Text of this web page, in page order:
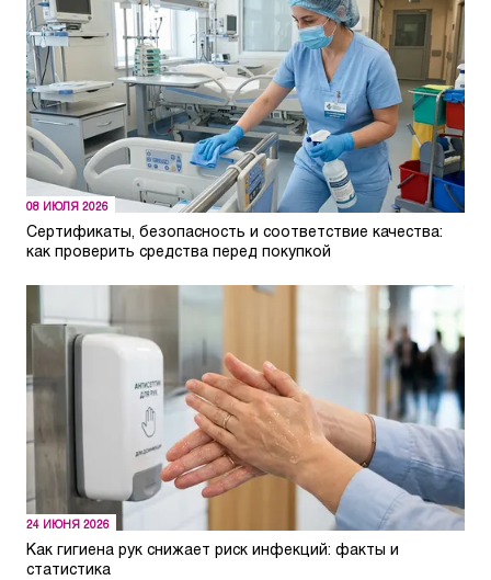
08 ИЮЛЯ 2026
Сертификаты, безопасность и соответствие качества:
как проверить средства перед покупкой
24 ИЮНЯ 2026
Как гигиена рук снижает риск инфекций: факты и
статистика